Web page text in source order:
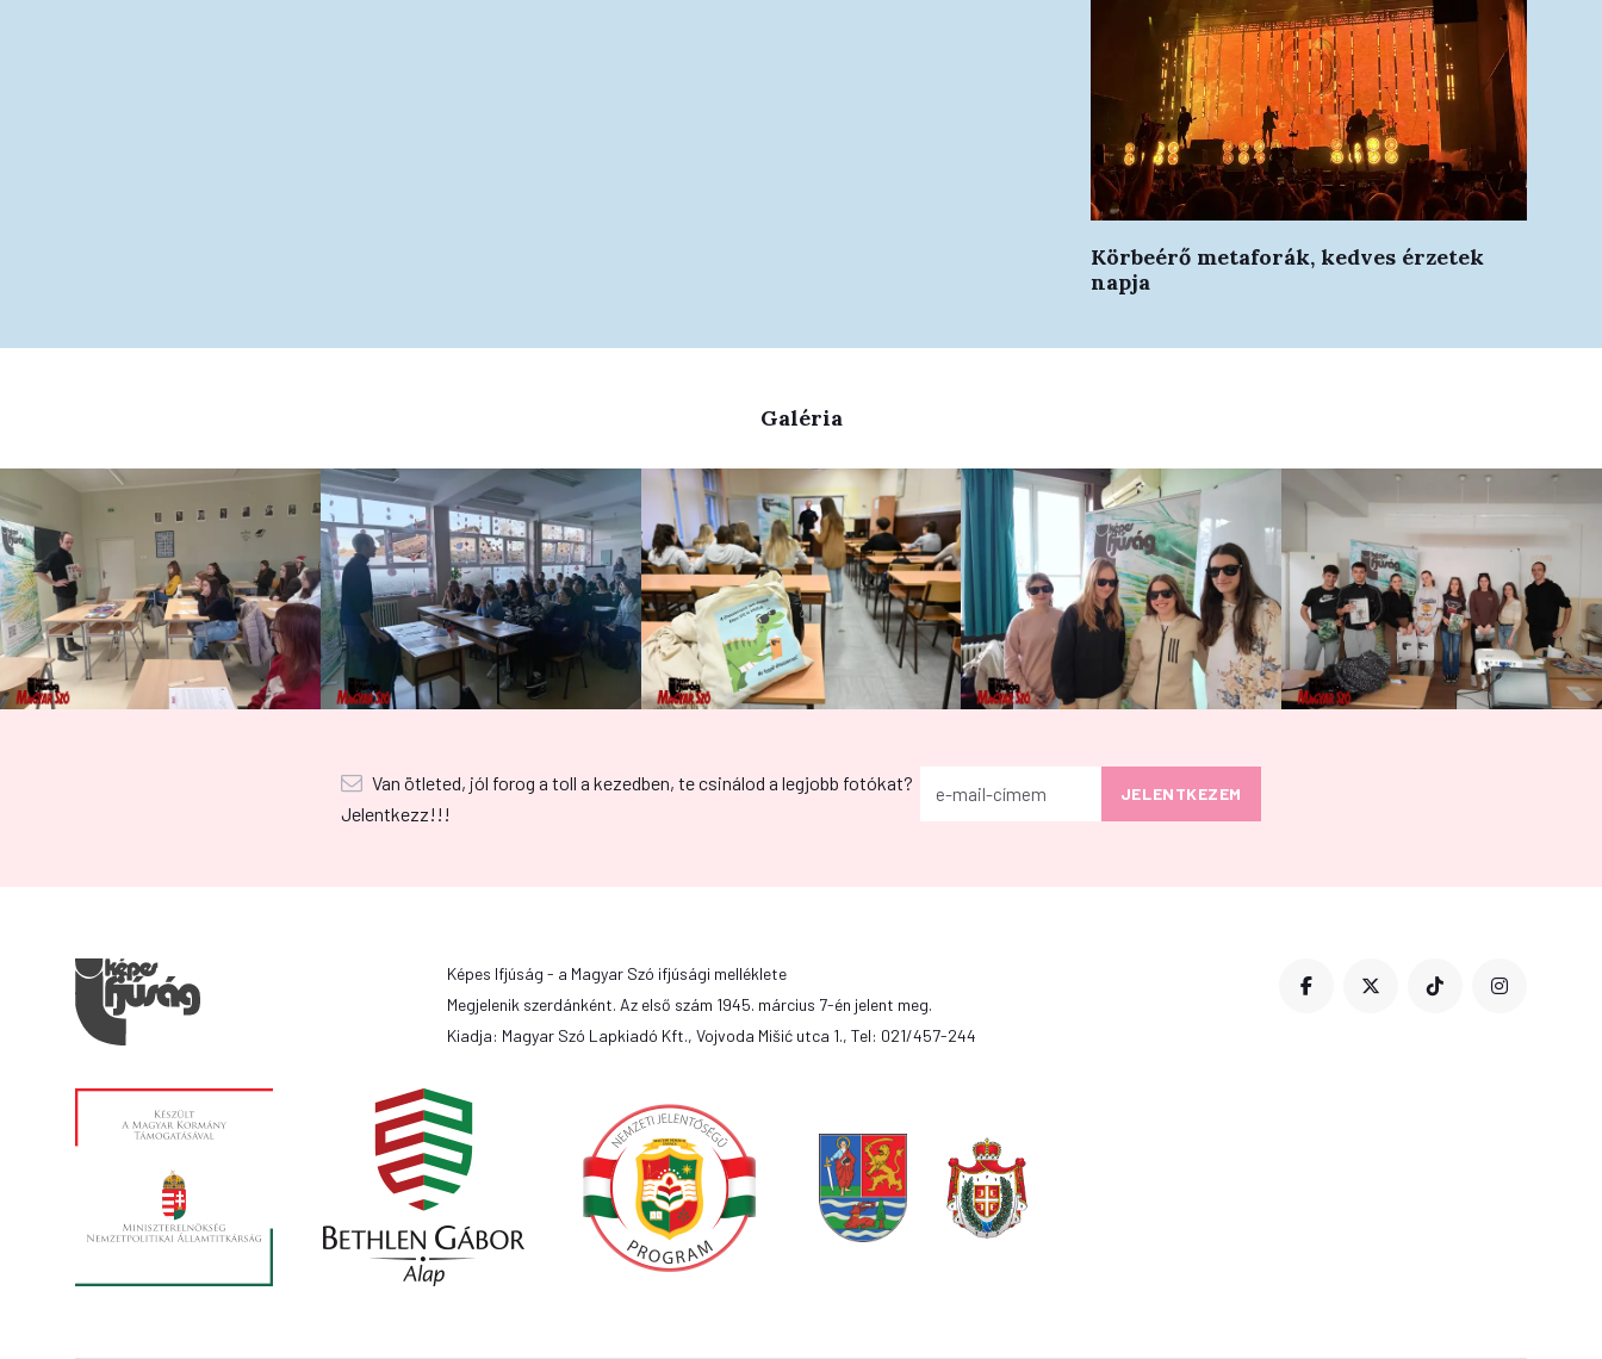
Körbeérő metaforák, kedves érzetek
napja
Galéria
Van ötleted, jól forog a toll a kezedben, te csinálod a legjobb fotókat?
Jelentkezz!!!
Képes Ifjúság - a Magyar Szó ifjúsági melléklete
Megjelenik szerdánként. Az első szám 1945. március 7-én jelent meg.
Kiadja: Magyar Szó Lapkiadó Kft., Vojvoda Mišić utca 1., Tel: 021/457-244